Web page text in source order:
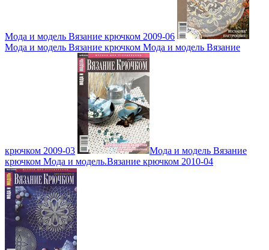
Мода и модель Вязание крючком 2009-06
Мода и модель Вязание крючком Мода и модель Вязание
крючком 2009-03
Мода и модель Вязание
крючком Мода и модель.Вязание крючком 2010-04